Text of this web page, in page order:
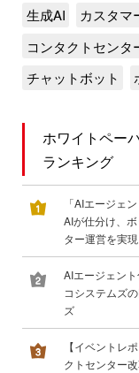
生成AI
カスタマ
コンタクトセンタ
チャットボット
ホワイトペー
ランキング
「AIエージェ
AIが仕分け、
ター運営を実
AIエージェン
コシステムズ
ズ
【イベントレ
クトセンター